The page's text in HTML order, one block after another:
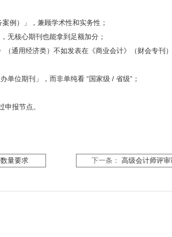
例）」，兼顾学术性和实务性；
无核心期刊也能拿到足额加分；
通用经济类）不如发表在《商业会计》（财会专刊）
位期刊」，而非单纯看 “国家级 / 省级”；
报节点。
量要求 下一条： 高级会计师评